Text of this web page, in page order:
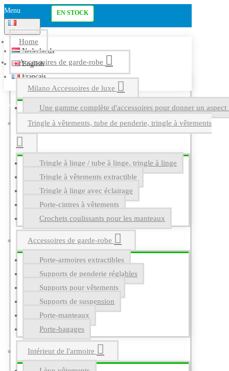
Menu
Français
Nederlands
English
Français
Home
Accessoires de garde-robe
Milano Accessoires de luxe
Une gamme complète d'accessoires pour donner un
Tringle à vêtements, tube de penderie, tringle à vêtements
Tringle à linge / tube à linge, tringle à linge
Tringle à vêtements extractible
Tringle à linge avec éclairage
Porte-cintres à vêtements
Crochets coulissants pour les manteaux
Accessoires de garde-robe
Porte-armoires extractibles
Supports de penderie réglables
Supports pour vêtements
Supports de suspension
Porte-manteaux
Porte-bagages
Intérieur de l'armoire
EN STOCK